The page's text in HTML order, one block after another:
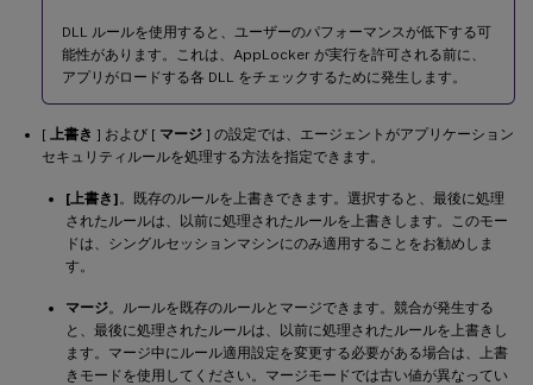
DLL ルールを使用すると、ユーザーのパフォーマンスが低下する可
能性があります。これは、AppLocker が実行を許可される前に、
アプリがロードする各 DLL をチェックするために発生します。
[ 上書き ] および [ マージ ] の設定では、エージェントがアプリケーション
セキュリティルールを処理する方法を指定できます。
[上書き] 。既存のルールを上書きできます。選択すると、最後に処理
されたルールは、以前に処理されたルールを上書きします。このモー
ドは、シングルセッションマシンにのみ適用することをお勧めしま
す。
マージ。ルールを既存のルールとマージできます。競合が発生する
と、最後に処理されたルールは、以前に処理されたルールを上書きし
ます。マージ中にルール適用設定を変更する必要がある場合は、上書
きモードを使用してください。マージモードでは古い値が異なってい